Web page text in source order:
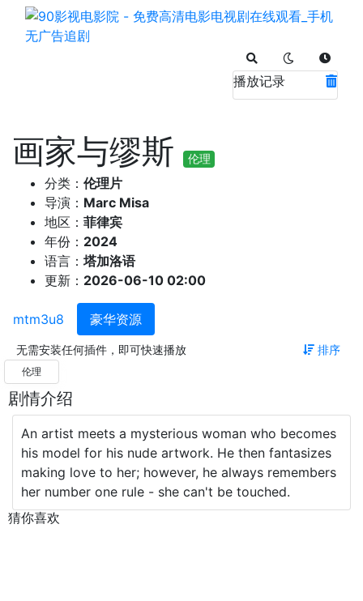
播放记录
画家与缪斯 伦理
分类： 伦理片
导演： Marc Misa
地区： 菲律宾
年份： 2024
语言： 塔加洛语
更新： 2026-06-10 02:00
mtm3u8 豪华资源
无需安装任何插件，即可快速播放 排序
伦理
剧情介绍
An artist meets a mysterious woman who becomes
his model for his nude artwork. He then fantasizes
making love to her; however, he always remembers
her number one rule - she can't be touched.
猜你喜欢